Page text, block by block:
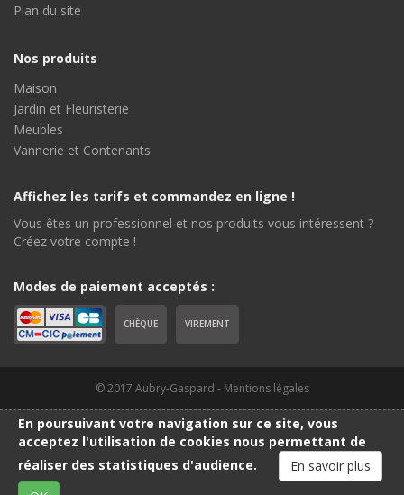
Plan du site
Nos produits
Maison
Jardin et Fleuristerie
Meubles
Vannerie et Contenants
Affichez les tarifs et commandez en ligne !
Vous êtes un professionnel et nos produits vous intéressent ?
Créez votre compte !
Modes de paiement acceptés :
CHÈQUE VIREMENT
© 2017 Aubry-Gaspard - Mentions légales
En poursuivant votre navigation sur ce site, vous
acceptez l'utilisation de cookies nous permettant de
réaliser des statistiques d'audience.
En savoir plus